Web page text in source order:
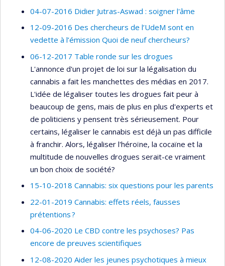
04-07-2016 Didier Jutras-Aswad : soigner l'âme
12-09-2016 Des chercheurs de l’UdeM sont en
vedette à l’émission Quoi de neuf chercheurs?
06-12-2017 Table ronde sur les drogues
L'annonce d'un projet de loi sur la légalisation du
cannabis a fait les manchettes des médias en 2017.
L'idée de légaliser toutes les drogues fait peur à
beaucoup de gens, mais de plus en plus d'experts et
de politiciens y pensent très sérieusement. Pour
certains, légaliser le cannabis est déjà un pas difficile
à franchir. Alors, légaliser l'héroïne, la cocaïne et la
multitude de nouvelles drogues serait-ce vraiment
un bon choix de société?
15-10-2018 Cannabis: six questions pour les parents
22-01-2019 Cannabis: effets réels, fausses
prétentions ?
04-06-2020 Le CBD contre les psychoses? Pas
encore de preuves scientifiques
12-08-2020 Aider les jeunes psychotiques à mieux